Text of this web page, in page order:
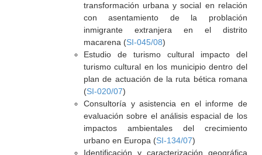
transformación urbana y social en relación
con asentamiento de la problación
inmigrante extranjera en el distrito
macarena (SI-045/08)
Estudio de turismo cultural impacto del
turismo cultural en los municipio dentro del
plan de actuación de la ruta bética romana
(SI-020/07)
Consultoría y asistencia en el informe de
evaluación sobre el análisis espacial de los
impactos ambientales del crecimiento
urbano en Europa (SI-134/07)
Identificación y caracterización geográfica